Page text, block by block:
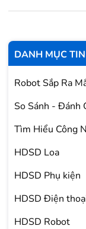
lớn với 5G. "Phần
DANH MỤC
Robot Sắp Ra
So Sánh - Đánh
Tìm Hiểu Công
HDSD Loa
HDSD Phụ kiện
HDSD Điện
HDSD Robot